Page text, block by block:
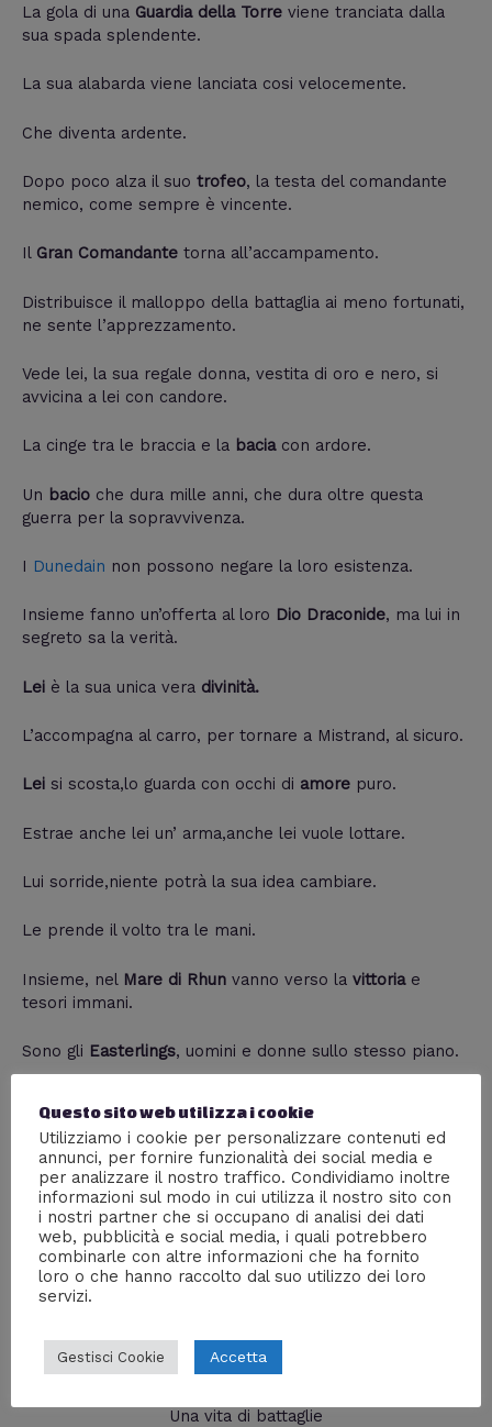
La gola di una Guardia della Torre viene tranciata dalla
sua spada splendente.
La sua alabarda viene lanciata cosi velocemente.
Che diventa ardente.
Dopo poco alza il suo trofeo, la testa del comandante
nemico, come sempre è vincente.
Il Gran Comandante torna all’accampamento.
Distribuisce il malloppo della battaglia ai meno fortunati,
ne sente l’apprezzamento.
Vede lei, la sua regale donna, vestita di oro e nero, si
avvicina a lei con candore.
La cinge tra le braccia e la baciacon ardore.
Un bacio che dura mille anni, che dura oltre questa
guerra per la sopravvivenza.
I Dunedain non possono negare la loro esistenza.
Insieme fanno un’offerta al loro Dio Draconide, ma lui in
segreto sa la verità.
Lei è la sua unica vera divinità.
L’accompagna al carro, per tornare a Mistrand, al sicuro.
Lei si scosta,lo guarda con occhi di amore puro.
Estrae anche lei un’ arma,anche lei vuole lottare.
Lui sorride,niente potrà la sua idea cambiare.
Le prende il volto tra le mani.
Insieme, nel Mare di Rhun vanno verso la vittoriae
tesori immani.
Sono gli Easterlings, uomini e donne sullo stesso piano.
Una vita di battaglie
Questo sito web utilizza i cookie
Utilizziamo i cookie per personalizzare contenuti ed
annunci, per fornire funzionalità dei social media e
per analizzare il nostro traffico. Condividiamo inoltre
informazioni sul modo in cui utilizza il nostro sito con
i nostri partner che si occupano di analisi dei dati
web, pubblicità e social media, i quali potrebbero
combinarle con altre informazioni che ha fornito
loro o che hanno raccolto dal suo utilizzo dei loro
servizi.
Gestisci Cookie Accetta